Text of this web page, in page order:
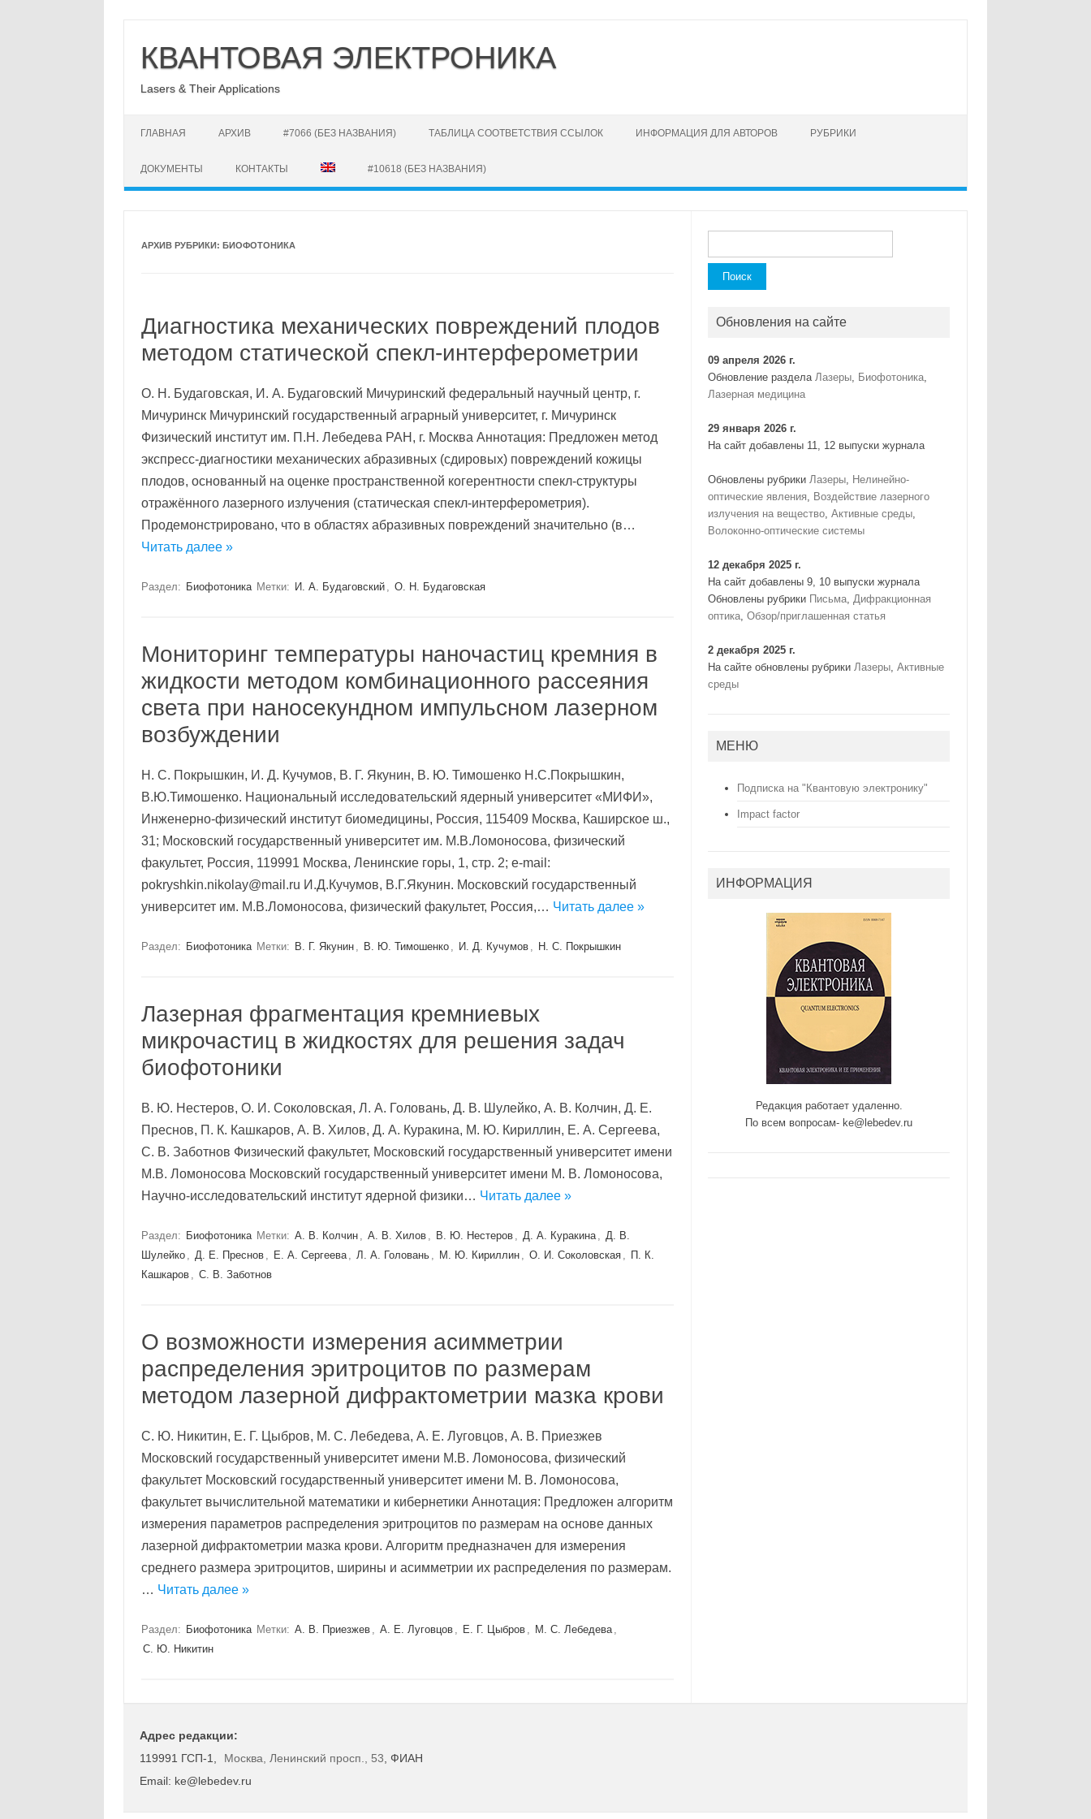
содержимому
КВАНТОВАЯ ЭЛЕКТРОНИКА
Lasers & Their Applications
ГЛАВНАЯ АРХИВ #7066 (БЕЗ НАЗВАНИЯ) ТАБЛИЦА СООТВЕТСТВИЯ ССЫЛОК ИНФОРМАЦИЯ ДЛЯ АВТОРОВ РУБРИКИ
ДОКУМЕНТЫ КОНТАКТЫ #10618 (БЕЗ НАЗВАНИЯ)
АРХИВ РУБРИКИ: БИОФОТОНИКА
Диагностика механических повреждений плодов
методом статической спекл-интерферометрии
О. Н. Будаговская, И. А. Будаговский Мичуринский федеральный научный центр, г.
Мичуринск Мичуринский государственный аграрный университет, г. Мичуринск
Физический институт им. П.Н. Лебедева РАН, г. Москва Аннотация: Предложен метод
экспресс-диагностики механических абразивных (сдировых) повреждений кожицы
плодов, основанный на оценке пространственной когерентности спекл-структуры
отражённого лазерного излучения (статическая спекл-интерферометрия).
Продемонстрировано, что в областях абразивных повреждений значительно (в…
Читать далее »
Раздел: Биофотоника Метки: И. А. Будаговский , О. Н. Будаговская
Мониторинг температуры наночастиц кремния в
жидкости методом комбинационного рассеяния
света при наносекундном импульсном лазерном
возбуждении
Н. С. Покрышкин, И. Д. Кучумов, В. Г. Якунин, В. Ю. Тимошенко Н.С.Покрышкин,
В.Ю.Тимошенко. Национальный исследовательский ядерный университет «МИФИ»,
Инженерно-физический институт биомедицины, Россия, 115409 Москва, Каширское ш.,
31; Московский государственный университет им. М.В.Ломоносова, физический
факультет, Россия, 119991 Москва, Ленинские горы, 1, стр. 2; e-mail:
pokryshkin.nikolay@mail.ru И.Д.Кучумов, В.Г.Якунин. Московский государственный
университет им. М.В.Ломоносова, физический факультет, Россия,… Читать далее »
Раздел: Биофотоника Метки: В. Г. Якунин , В. Ю. Тимошенко , И. Д. Кучумов , Н. С. Покрышкин
Лазерная фрагментация кремниевых
микрочастиц в жидкостях для решения задач
биофотоники
В. Ю. Нестеров, О. И. Соколовская, Л. А. Головань, Д. В. Шулейко, А. В. Колчин, Д. Е.
Преснов, П. К. Кашкаров, А. В. Хилов, Д. А. Куракина, М. Ю. Кириллин, Е. А. Сергеева,
С. В. Заботнов Физический факультет, Московский государственный университет имени
М.В. Ломоносова Московский государственный университет имени М. В. Ломоносова,
Научно-исследовательский институт ядерной физики… Читать далее »
Раздел: Биофотоника Метки: А. В. Колчин , А. В. Хилов , В. Ю. Нестеров , Д. А. Куракина , Д. В.
Шулейко , Д. Е. Преснов , Е. А. Сергеева , Л. А. Головань , М. Ю. Кириллин , О. И. Соколовская , П. К.
Кашкаров , С. В. Заботнов
О возможности измерения асимметрии
распределения эритроцитов по размерам
методом лазерной дифрактометрии мазка крови
С. Ю. Никитин, Е. Г. Цыбров, М. С. Лебедева, А. Е. Луговцов, А. В. Приезжев
Московский государственный университет имени М.В. Ломоносова, физический
факультет Московский государственный университет имени М. В. Ломоносова,
факультет вычислительной математики и кибернетики Аннотация: Предложен алгоритм
измерения параметров распределения эритроцитов по размерам на основе данных
лазерной дифрактометрии мазка крови. Алгоритм предназначен для измерения
среднего размера эритроцитов, ширины и асимметрии их распределения по размерам.
… Читать далее »
Раздел: Биофотоника Метки: А. В. Приезжев , А. Е. Луговцов , Е. Г. Цыбров , М. С. Лебедева ,
С. Ю. Никитин
Обновления на сайте
09 апреля 2026 г.
Обновление разделаЛазеры, Биофотоника,
Лазерная медицина
29 января 2026 г.
На сайт добавлены 11, 12 выпуски журнала
Обновлены рубрикиЛазеры, Нелинейно-
оптические явления, Воздействие лазерного
излучения на вещество,Активные среды,
Волоконно-оптические системы
12 декабря 2025 г.
На сайт добавлены 9, 10 выпуски журнала
Обновлены рубрики Письма,Дифракционная
оптика,Обзор/приглашенная статья
2 декабря 2025 г.
На сайте обновлены рубрикиЛазеры,Активные
среды
МЕНЮ
Подписка на "Квантовую электронику"
Impact factor
ИНФОРМАЦИЯ
Редакция работает удаленно.
По всем вопросам- ke@lebedev.ru
Адрес редакции:
119991 ГСП-1,
Москва, Ленинский просп., 53 , ФИАН
Email: ke@lebedev.ru